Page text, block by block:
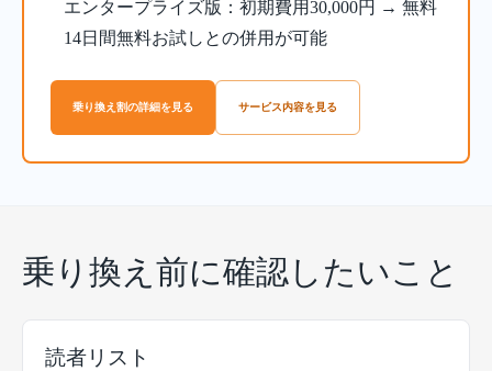
エンタープライズ版：初期費用30,000円 → 無料
14日間無料お試しとの併用が可能
乗り換え割の詳細を見る サービス内容を見る
乗り換え前に確認したいこと
読者リスト